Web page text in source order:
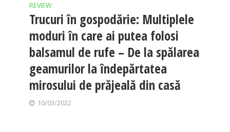
REVIEW
Trucuri în gospodărie: Multiplele
moduri în care ai putea folosi
balsamul de rufe – De la spălarea
geamurilor la îndepărtatea
mirosului de prăjeală din casă
10/03/2022